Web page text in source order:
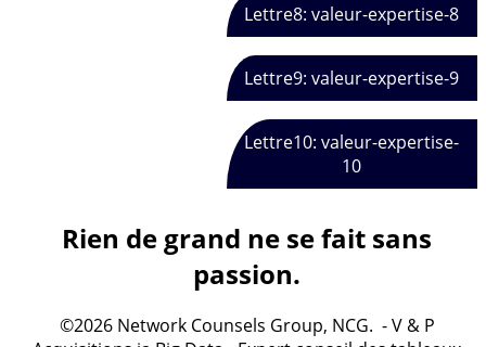
Lettre8: valeur-expertise-8
Lettre9: valeur-expertise-9
Lettre10: valeur-expertise-
10
Rien de grand ne se fait sans
passion.
©2026 Network Counsels Group, NCG. - V & P